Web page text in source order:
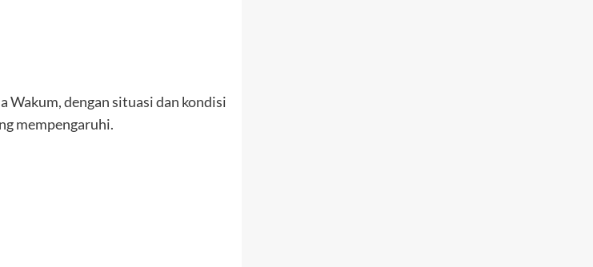
Wakum, dengan situasi dan kondisi
mempengaruhi.